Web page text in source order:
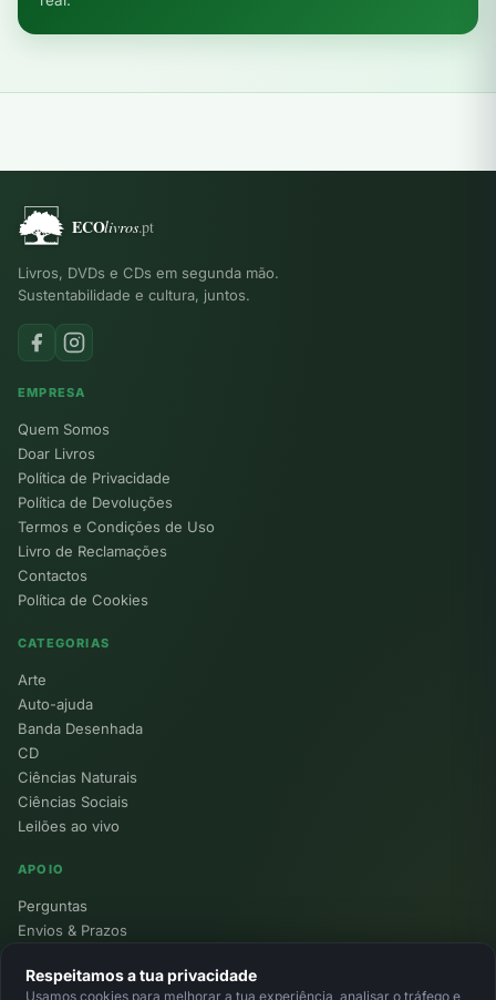
Livros, DVDs e CDs em segunda mão.
Sustentabilidade e cultura, juntos.
EMPRESA
Quem Somos
Doar Livros
Política de Privacidade
Política de Devoluções
Termos e Condições de Uso
Livro de Reclamações
Contactos
Política de Cookies
CATEGORIAS
Arte
Auto-ajuda
Banda Desenhada
CD
Ciências Naturais
Ciências Sociais
Leilões ao vivo
APOIO
Perguntas
Envios & Prazos
Devoluções
Respeitamos a tua privacidade
Usamos cookies para melhorar a tua experiência, analisar o tráfego e